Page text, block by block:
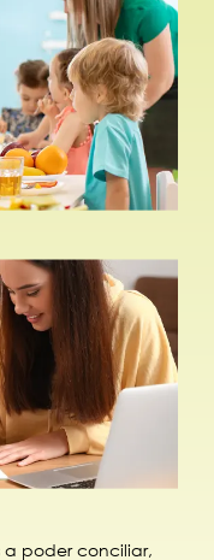
a poder conciliar,